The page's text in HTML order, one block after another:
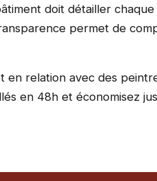
doit détailler
permet de
en relation avec des
en 48h et économisez